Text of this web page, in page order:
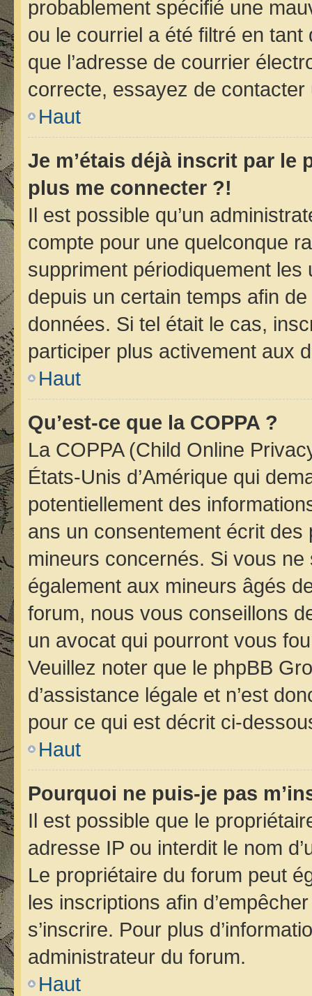
probablement spécifié une
ou le courriel a été filtré en
que l’adresse de courrier
correcte, essayez de contacter
Haut
Je m’étais déjà inscrit par le
plus me connecter ?!
Il est possible qu’un
compte pour une quelconque
suppriment périodiquement les
depuis un certain temps afin
données. Si tel était le cas,
participer plus activement aux
Haut
Qu’est-ce que la COPPA ?
La COPPA (Child Online
États-Unis d’Amérique qui
potentiellement des
ans un consentement écrit
mineurs concernés. Si vous ne
également aux mineurs âgés
forum, nous vous conseillons
un avocat qui pourront vous
Veuillez noter que le phpBB
d’assistance légale et n’est
pour ce qui est décrit ci-
Haut
Pourquoi ne puis-je pas
Il est possible que le
adresse IP ou interdit le nom
Le propriétaire du forum peut
les inscriptions afin
s’inscrire. Pour plus
administrateur du forum.
Haut